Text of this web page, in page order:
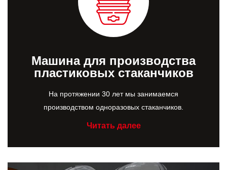
Машина для производства
пластиковых стаканчиков
На протяжении 30 лет мы занимаемся
производством одноразовых стаканчиков.
Читать далее